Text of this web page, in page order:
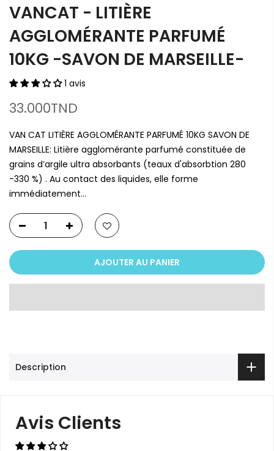
VANCAT - LITIÈRE
AGGLOMÉRANTE PARFUMÉ
10KG -SAVON DE MARSEILLE-
1 avis
33.000TND
VAN CAT LITIÈRE AGGLOMÉRANTE PARFUMÉ 10KG SAVON DE
MARSEILLE: Litière agglomérante parfumé constituée de
grains d’argile ultra absorbants (teaux d'absorbtion 280
-330 %) . Au contact des liquides, elle forme
immédiatement...
AJOUTER AU PANIER
Description
Avis Clients